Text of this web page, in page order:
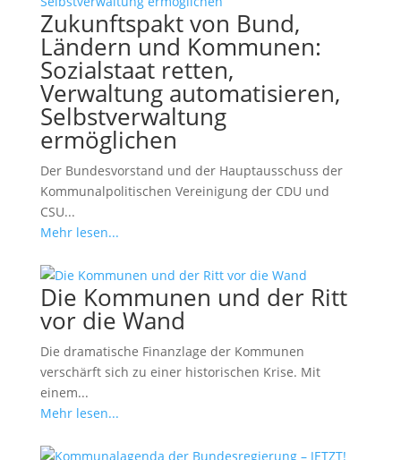
Zukunftspakt von Bund,
Ländern und Kommunen:
Sozialstaat retten,
Verwaltung automatisieren,
Selbstverwaltung
ermöglichen
Der Bundesvorstand und der Hauptausschuss der
Kommunalpolitischen Vereinigung der CDU und
CSU...
Mehr lesen...
Die Kommunen und der Ritt
vor die Wand
Die dramatische Finanzlage der Kommunen
verschärft sich zu einer historischen Krise. Mit
einem...
Mehr lesen...